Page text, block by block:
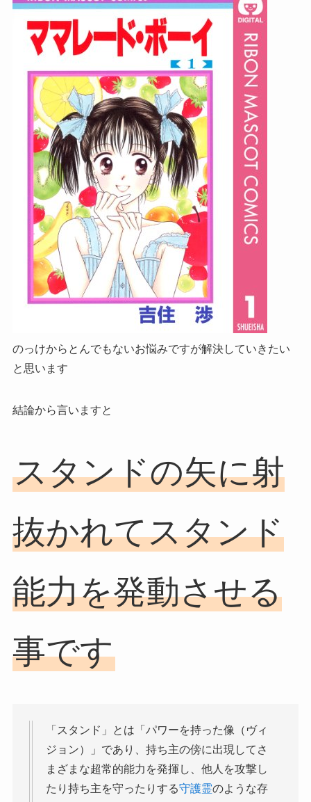
のっけからとんでもないお悩みですが解決していきたい
と思います
結論から言いますと
スタンドの矢に射
抜かれてスタンド
能力を発動させる
事です
「スタンド」とは「パワーを持った像（ヴィ
ジョン）」であり、持ち主の傍に出現してさ
まざまな超常的能力を発揮し、他人を攻撃し
たり持ち主を守ったりする守護霊のような存